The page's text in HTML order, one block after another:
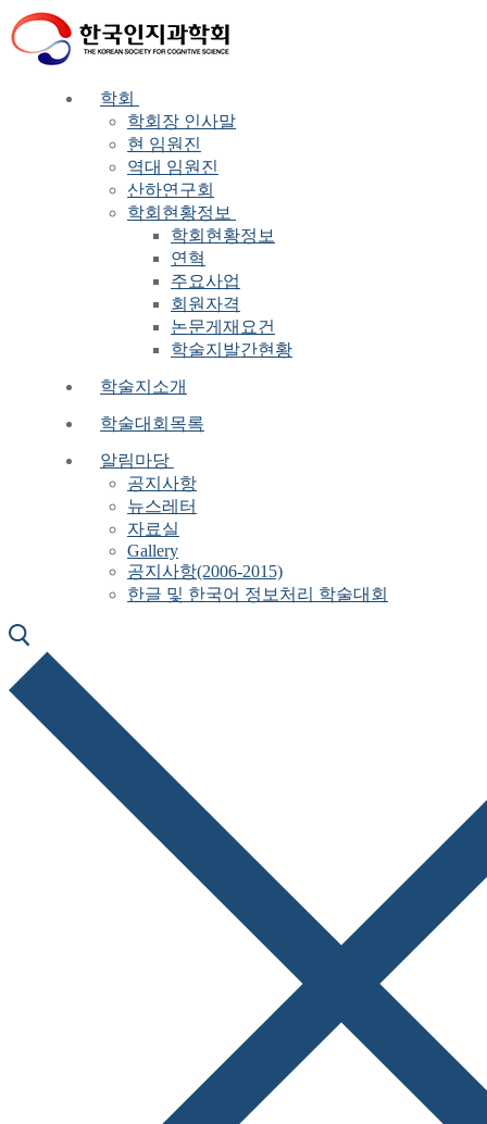
Skip
to
content
Menu
Close
학회
학회장 인사말
현 임원진
역대 임원진
산하연구회
학회현황정보
학회현황정보
연혁
주요사업
회원자격
논문게재요건
학술지발간현황
학술지소개
학술대회목록
알림마당
공지사항
뉴스레터
자료실
Gallery
공지사항(2006-2015)
한글 및 한국어 정보처리 학술대회